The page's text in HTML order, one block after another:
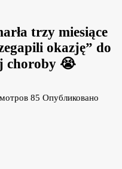
trzy miesiące
okazję” do
choroby 😭
85 Опубликовано